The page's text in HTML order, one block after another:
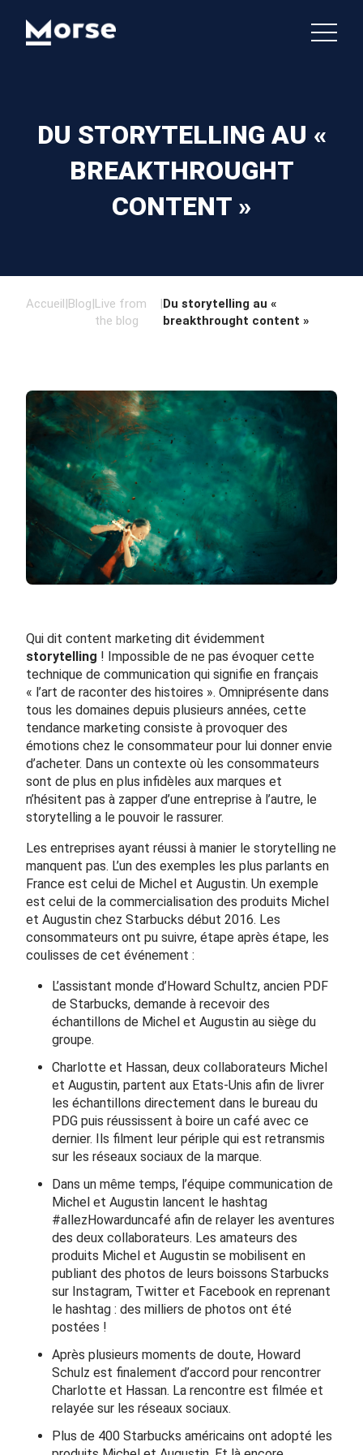
DU STORYTELLING AU «
BREAKTHROUGHT
CONTENT »
Accueil|Blog|Live from
the blog
|Du storytelling au «
breakthrought content »
Qui dit content marketing dit évidemment
storytelling ! Impossible de ne pas évoquer cette
technique de communication qui signifie en français
« l’art de raconter des histoires ». Omniprésente dans
tous les domaines depuis plusieurs années, cette
tendance marketing consiste à provoquer des
émotions chez le consommateur pour lui donner envie
d’acheter. Dans un contexte où les consommateurs
sont de plus en plus infidèles aux marques et
n’hésitent pas à zapper d’une entreprise à l’autre, le
storytelling a le pouvoir le rassurer.
Les entreprises ayant réussi à manier le storytelling ne
manquent pas. L’un des exemples les plus parlants en
France est celui de Michel et Augustin. Un exemple
est celui de la commercialisation des produits Michel
et Augustin chez Starbucks début 2016. Les
consommateurs ont pu suivre, étape après étape, les
coulisses de cet événement :
L’assistant monde d’Howard Schultz, ancien PDF
de Starbucks, demande à recevoir des
échantillons de Michel et Augustin au siège du
groupe.
Charlotte et Hassan, deux collaborateurs Michel
et Augustin, partent aux Etats-Unis afin de livrer
les échantillons directement dans le bureau du
PDG puis réussissent à boire un café avec ce
dernier. Ils filment leur périple qui est retransmis
sur les réseaux sociaux de la marque.
Dans un même temps, l’équipe communication de
Michel et Augustin lancent le hashtag
#allezHowarduncafé afin de relayer les aventures
des deux collaborateurs. Les amateurs des
produits Michel et Augustin se mobilisent en
publiant des photos de leurs boissons Starbucks
sur Instagram, Twitter et Facebook en reprenant
le hashtag : des milliers de photos ont été
postées !
Après plusieurs moments de doute, Howard
Schulz est finalement d’accord pour rencontrer
Charlotte et Hassan. La rencontre est filmée et
relayée sur les réseaux sociaux.
Plus de 400 Starbucks américains ont adopté les